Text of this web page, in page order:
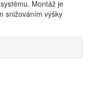
Montáž je
snižováním výšky